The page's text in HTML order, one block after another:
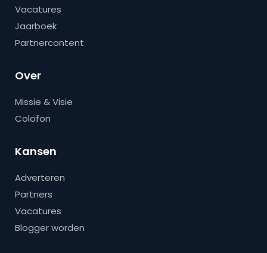
Vacatures
Jaarboek
Partnercontent
Over
Missie & Visie
Colofon
Kansen
Adverteren
Partners
Vacatures
Blogger worden